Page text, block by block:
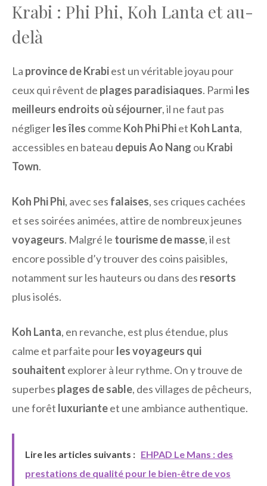
Krabi : Phi Phi, Koh Lanta et au-
delà
La province de Krabiest un véritable joyau pour
ceux qui rêvent de plages paradisiaques. Parmi les
meilleurs endroits où séjourner, il ne faut pas
négligerles îles comme Koh Phi Phiet Koh Lanta,
accessibles en bateau depuis Ao Nang ou Krabi
Town.
Koh Phi Phi, avec ses falaises, ses criques cachées
et ses soirées animées, attire de nombreux jeunes
voyageurs. Malgré le tourisme de masse, il est
encore possible d’y trouver des coins paisibles,
notamment sur les hauteurs ou dans des resorts
plus isolés.
Koh Lanta, en revanche, est plus étendue, plus
calme et parfaite pourles voyageurs qui
souhaitent explorer à leur rythme. On y trouve de
superbes plages de sable, des villages de pêcheurs,
une forêt luxurianteet une ambiance authentique.
Lire les articles suivants : EHPAD Le Mans : des
prestations de qualité pour le bien-être de vos